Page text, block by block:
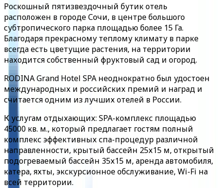
Роскошный пятизвездочный бутик отель
расположен в городе Сочи, в центре большого
субтропического парка площадью более 15 Га.
Благодаря прекрасному теплому климату в парке
всегда есть цветущие растения, на территории
находится собственный фруктовый сад и огород.
RODINA Grand Hotel SPA неоднократно был удостоен
международных и российских премий и наград и
считается одним из лучших отелей в России.
К услугам отдыхающих: SPA-комплекс площадью
45000 кв. м., который предлагает гостям полный
комплекс эффективных спа-процедур различной
направленности, крытый бассейн 25х15 м, открытый
подогреваемый бассейн 35х15 м, аренда автомобиля,
катера, яхты, экскурсионное обслуживание, Wi-Fi на
всей территории.